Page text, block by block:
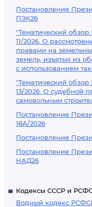
Постановление
ПЭК26
"Тематический
11/2026. О
правами на
земель, изъятых из
с использованием
"Тематический
13/2026. О судебной
самовольным
Постановление
18А/2026
Постановление
Постановление
НАД26
Кодексы СССР и
Водный кодекс